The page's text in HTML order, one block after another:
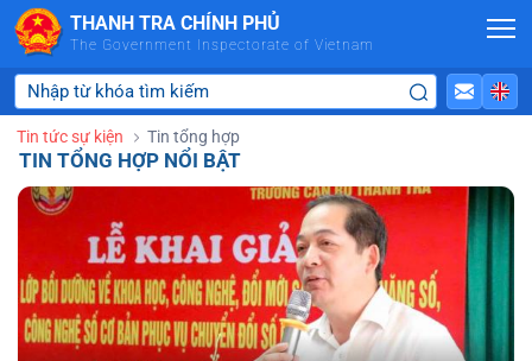
Skip to Main Content
THANH TRA CHÍNH PHỦ
The Government Inspectorate of Vietnam
Tin tức sự kiện Tin tổng hợp
TIN TỔNG HỢP NỔI BẬT